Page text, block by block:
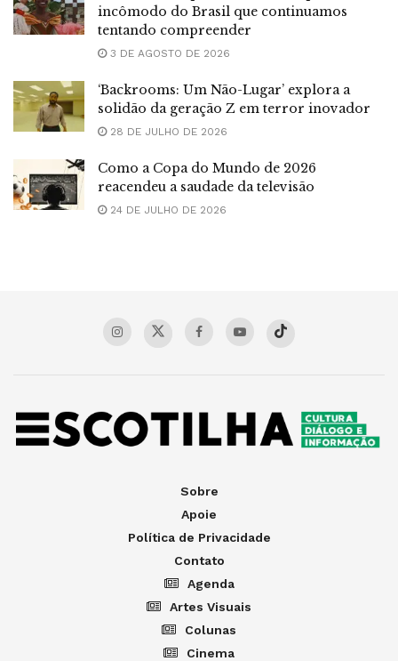
incômodo do Brasil que continuamos
tentando compreender
3 DE AGOSTO DE 2026
‘Backrooms: Um Não-Lugar’ explora a
solidão da geração Z em terror inovador
28 DE JULHO DE 2026
Como a Copa do Mundo de 2026
reacendeu a saudade da televisão
24 DE JULHO DE 2026
Sobre
Apoie
Política de Privacidade
Contato
Agenda
Artes Visuais
Colunas
Cinema